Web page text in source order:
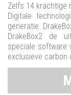
Zelfs 14 krachtige
Digitale
generatie.
DrakeBox2 de
speciale software
exclusieve carbon